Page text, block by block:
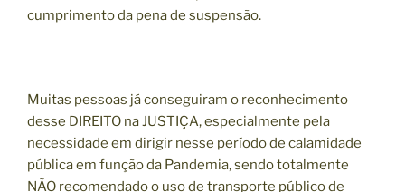
cumprimento da pena de suspensão.
Muitas pessoas já conseguiram o reconhecimento
desse DIREITO na JUSTIÇA, especialmente pela
necessidade em dirigir nesse período de calamidade
pública em função da Pandemia, sendo totalmente
NÃO recomendado o uso de transporte público de